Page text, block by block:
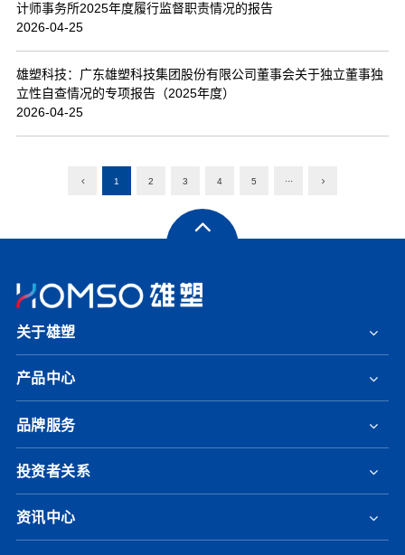
计师事务所2025年度履行监督职责情况的报告
2026-04-25
雄塑科技：广东雄塑科技集团股份有限公司董事会关于独立董事独
立性自查情况的专项报告（2025年度）
2026-04-25
1 2 3 4 5 ···
关于雄塑
产品中心
品牌服务
投资者关系
资讯中心